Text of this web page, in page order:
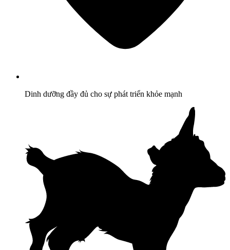
Dinh dưỡng đầy đủ cho sự phát triển khỏe mạnh